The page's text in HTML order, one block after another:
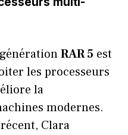
RAR 5 est
les processeurs
la
modernes.
récent, Clara